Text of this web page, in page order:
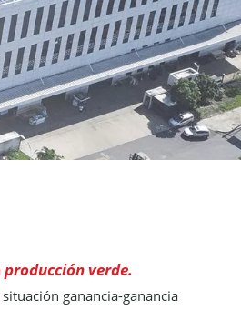
verde.
ganancia-ganancia